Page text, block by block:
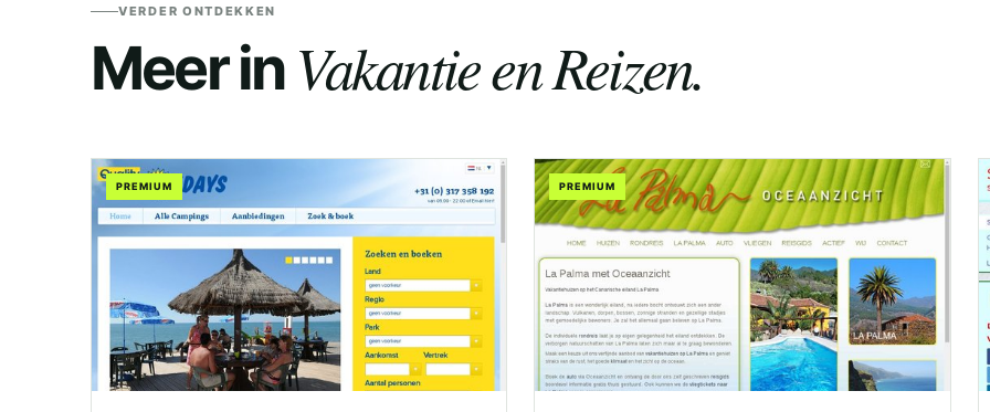
VERDER ONTDEKKEN
Meer in Vakantie en Reizen.
PREMIUM PREMIUM